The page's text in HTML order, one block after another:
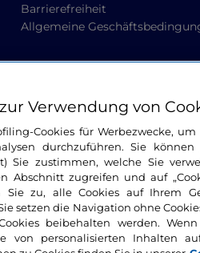
Barrierefreiheit
Allgemeine
Verwendung von
Cookies für Werbezwecke,
durchzuführen. Sie können
Sie zustimmen, welche Sie
zugreifen und auf
Sie zu, alle Cookies auf Ihrem
setzen die Navigation ohne
beibehalten werden.
von personalisierten Inhalten